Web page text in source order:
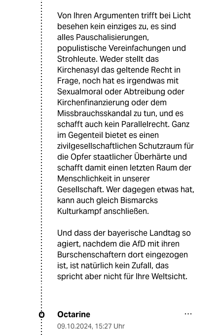
Von Ihren Argumenten trifft bei Licht
besehen kein einziges zu, es sind
alles Pauschalisierungen,
populistische Vereinfachungen und
Strohleute. Weder stellt das
Kirchenasyl das geltende Recht in
Frage, noch hat es irgendwas mit
Sexualmoral oder Abtreibung oder
Kirchenfinanzierung oder dem
Missbrauchsskandal zu tun, und es
schafft auch kein Parallelrecht. Ganz
im Gegenteil bietet es einen
zivilgesellschaftlichen Schutzraum für
die Opfer staatlicher Überhärte und
schafft damit einen letzten Raum der
Menschlichkeit in unserer
Gesellschaft. Wer dagegen etwas hat,
kann auch gleich Bismarcks
Kulturkampf anschließen.
Und dass der bayerische Landtag so
agiert, nachdem die AfD mit ihren
Burschenschaftern dort eingezogen
ist, ist natürlich kein Zufall, das
spricht aber nicht für Ihre Weltsicht.
O Octarine
09.10.2024, 15:27 Uhr